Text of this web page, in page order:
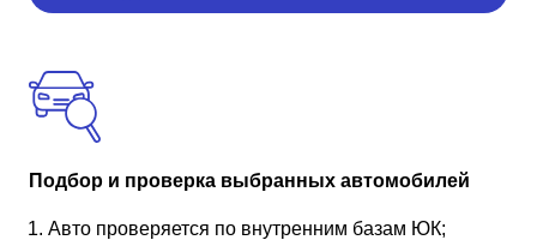
Подбор и проверка выбранных автомобилей
Авто проверяется по внутренним базам ЮК;